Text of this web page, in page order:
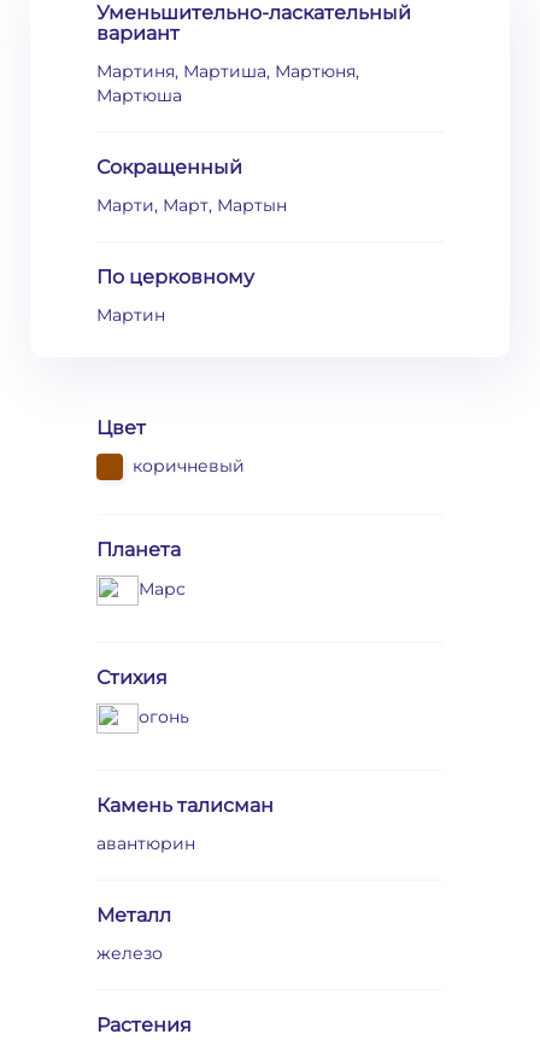
Уменьшительно-ласкательный
вариант
Мартиня, Мартиша, Мартюня,
Мартюша
Сокращенный
Марти, Март, Мартын
По церковному
Мартин
Цвет
коричневый
Планета
Марс
Стихия
огонь
Камень талисман
авантюрин
Металл
железо
Растения